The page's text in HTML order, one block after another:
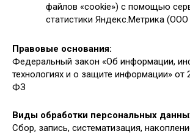
файлов «cookie») с помощью
статистики Яндекс.Метрика (ООО
Правовые основания:
Федеральный закон «Об информации,
технологиях и о защите информации» от
ФЗ
Виды обработки персональных
Сбор, запись, систематизация,